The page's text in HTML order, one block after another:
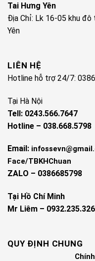
Tai Hưng Yên
Địa Chỉ: Lk 16-05 khu
Yên
LIÊN HỆ
Hotline hỗ trợ 24/7:
Tại Hà Nội
Tell: 0243.566.7647
Hotline – 038.668.5798
Email:
Face/TBKHChuan
ZALO – 0386685798
Tại Hồ Chí Minh
Mr Liêm – 0932.235.326
QUY ĐỊNH CHUNG